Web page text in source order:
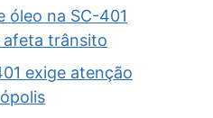
óleo na SC-401
afeta trânsito
exige atenção